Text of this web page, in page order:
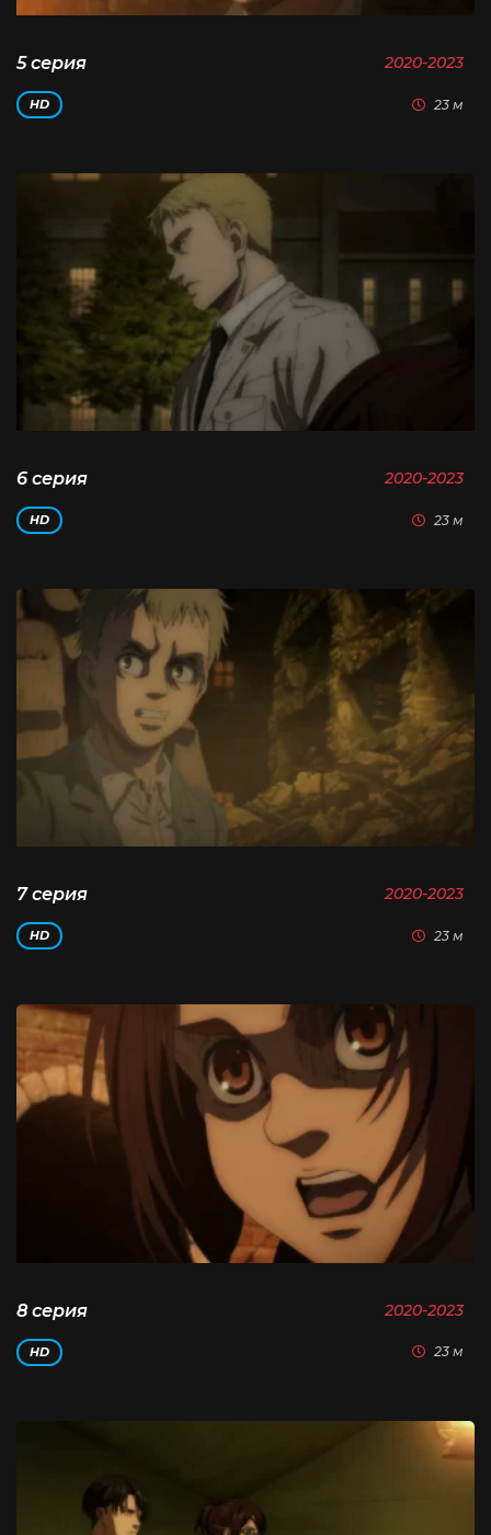
5 серия 2020-2023
HD 23 м
6 серия 2020-2023
HD 23 м
7 серия 2020-2023
HD 23 м
8 серия 2020-2023
HD 23 м